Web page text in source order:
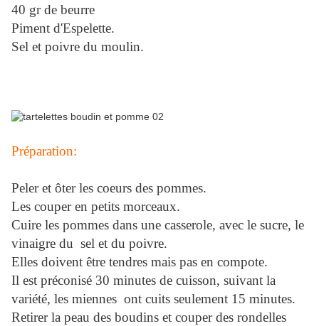
40 gr de beurre
Piment d'Espelette.
Sel et poivre du moulin.
Préparation:
Peler et ôter les coeurs des pommes.
Les couper en petits morceaux.
Cuire les pommes dans une casserole, avec le sucre, le
vinaigre du sel et du poivre.
Elles doivent être tendres mais pas en compote.
Il est préconisé 30 minutes de cuisson, suivant la
variété, les miennes ont cuits seulement 15 minutes.
Retirer la peau des boudins et couper des rondelles